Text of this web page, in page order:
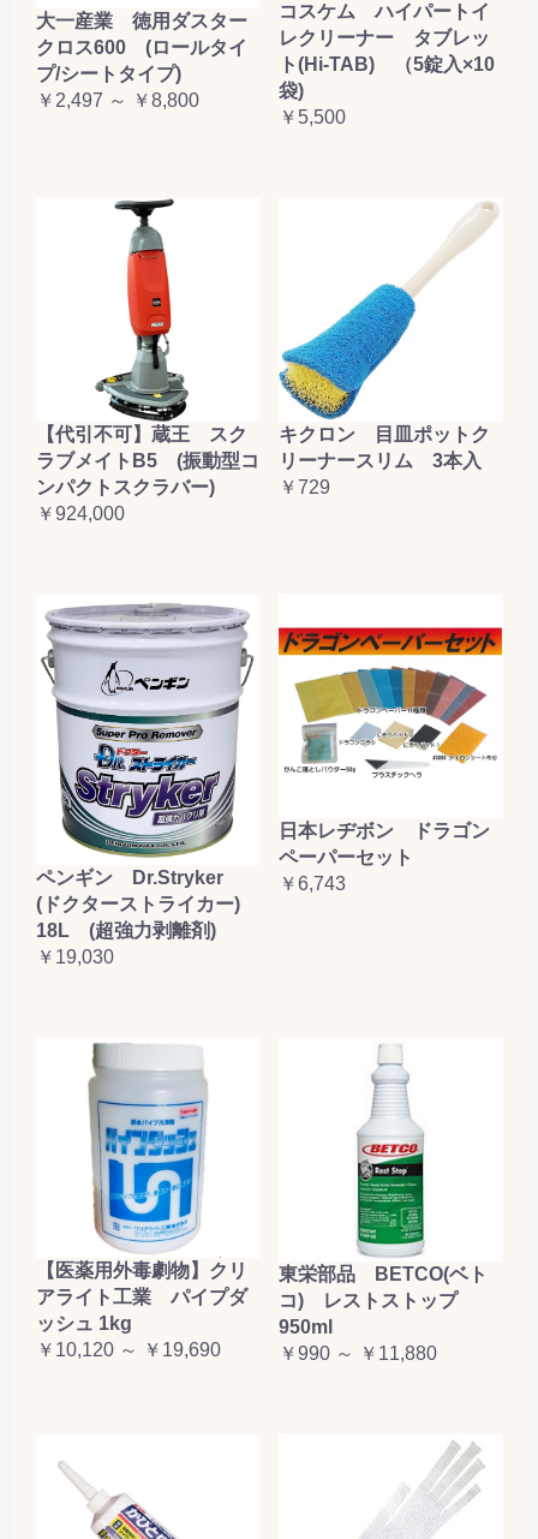
大一産業 徳用ダスター
クロス600 (ロールタイ
プ/シートタイプ)
￥2,497 ～ ￥8,800
コスケム ハイパートイ
レクリーナー タブレッ
ト(Hi-TAB) （5錠入×10
袋)
￥5,500
【代引不可】蔵王 スク
ラブメイトB5 (振動型コ
ンパクトスクラバー)
￥924,000
キクロン 目皿ポットク
リーナースリム 3本入
￥729
ペンギン Dr.Stryker
(ドクターストライカー)
18L (超強力剥離剤)
￥19,030
日本レヂボン ドラゴン
ペーパーセット
￥6,743
【医薬用外毒劇物】クリ
アライト工業 パイプダ
ッシュ 1kg
￥10,120 ～ ￥19,690
東栄部品 BETCO(ベト
コ) レストストップ
950ml
￥990 ～ ￥11,880